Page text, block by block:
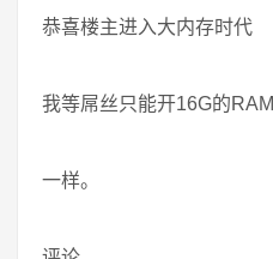
恭喜楼主进入大内存时代
我等屌丝只能开16G的
一样。